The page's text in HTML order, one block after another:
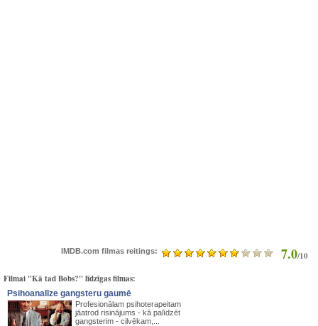
IMDB.com filmas reitings: 7.0/10
Filmai "Kā tad Bobs?" līdzīgas filmas:
Psihoanalīze gangsteru gaumē
Profesionālam psihoterapeitam
jāatrod risinājums - kā palīdzēt
gangsterim - cilvēkam,...